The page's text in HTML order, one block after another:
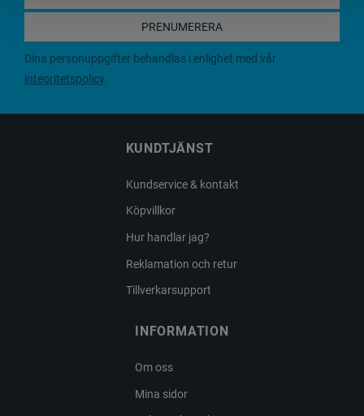
PRENUMERERA
Dina personuppgifter behandlas i enlighet med vår
integritetspolicy.
KUNDTJÄNST
Kundservice & kontakt
Köpvillkor
Hur handlar jag?
Reklamation och retur
Tillverkarsupport
INFORMATION
Om oss
Mina sidor